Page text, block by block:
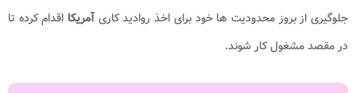
جلوگیری از بروز محدودیت ها خود برای اخذ روادید کاری آمریکا اقدام کرده تا
در مقصد مشغول کار شوند.